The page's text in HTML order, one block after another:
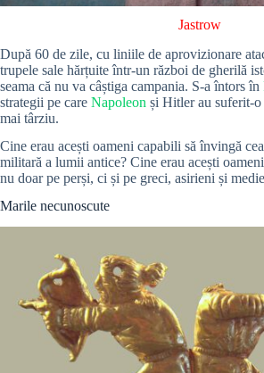
Jastrow
După 60 de zile, cu liniile de aprovizionare
trupele sale hărțuite într-un război de gherilă
seama că nu va câștiga campania. S-a întors în
strategii pe care Napoleon și Hitler au suferit-
mai târziu.
Cine erau acești oameni capabili să învingă
militară a lumii antice? Cine erau acești
nu doar pe perși, ci și pe greci, asirieni și
Marile necunoscute